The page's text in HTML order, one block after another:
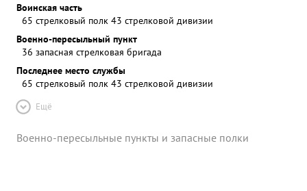
Воинская часть
65 стрелковый полк 43 стрелковой дивизии
Военно-пересыльный пункт
36 запасная стрелковая бригада
Последнее место службы
65 стрелковый полк 43 стрелковой дивизии
Ещё
Военно-пересыльные пункты и запасные полки